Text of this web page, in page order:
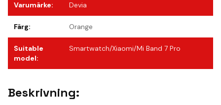
Varumärke: Devia
Färg: Orange
Suitable
model:
Smartwatch/Xiaomi/Mi Band 7 Pro
Beskrivning: